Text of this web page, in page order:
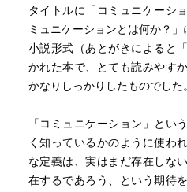
タイトルに「コミュニケーシ
ミュニケーションとは何か？」
小説形式（あとがきによると
かれた本で、とても読みやす
かなりしっかりしたものでした。
「コミュニケーション」とい
く知っているかのように使わ
な定義は、実はまだ存在しな
在するであろう、という期待